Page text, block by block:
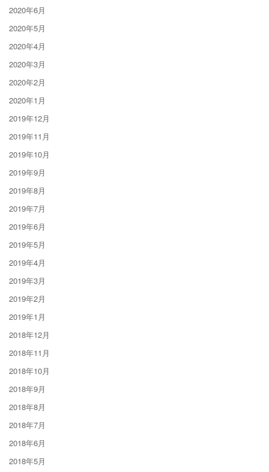
2020年6月
2020年5月
2020年4月
2020年3月
2020年2月
2020年1月
2019年12月
2019年11月
2019年10月
2019年9月
2019年8月
2019年7月
2019年6月
2019年5月
2019年4月
2019年3月
2019年2月
2019年1月
2018年12月
2018年11月
2018年10月
2018年9月
2018年8月
2018年7月
2018年6月
2018年5月